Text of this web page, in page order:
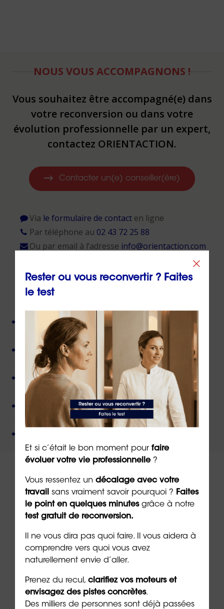
NOUS VOUS ACCOMPAGNONS !
Vous souhaitez être accompagné(e) dans
votre reconversion ou dans votre
évolution professionnelle par un expert,
contactez ORIENTACTION.
Contacter un(e) conseiller(ère)
Via le formulaire de contacten ligne
Par téléphone au 02 43 72 25 88
Ou par email à l’adresse info@orientaction.com
Plus de 800 consultant(e)s expérimenté(e)s
présent(e)s partout en France,
Près de 50 000 personnes accompagnées
depuis
sa création,
Des valeurs humanistes debienveillance
non-jugement,
Une méthode créée parun docteur en
psychologie,
À lire sur le même thème
Rester ou vous reconvertir ? Faites
le test
Et si c’était le bon moment pour faire
évoluer votre vie professionnelle?
Vous ressentez un décalage avec votre
travail sans vraiment savoir pourquoi ? Faites
le point en quelques minutesgrâce à notre
test gratuit de reconversion.
Il ne vous dira pas quoi faire. Il vous aidera à
comprendre vers quoi vous avez
naturellement envie d’aller.
Prenez du recul, clarifiez vos moteurs et
envisagez des pistes concrètes.
Des milliers de personnes sont déjà passées